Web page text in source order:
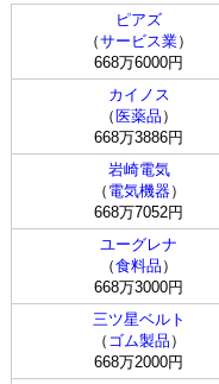
ピアズ
（サービス業）
668万6000円
カイノス
（ 医薬品 ）
668万3886円
岩崎電気
（ 電気機器）
668万7052円
ユーグレナ
（食料品 ）
668万3000円
三ツ星ベルト
（ ゴム製品 ）
668万2000円